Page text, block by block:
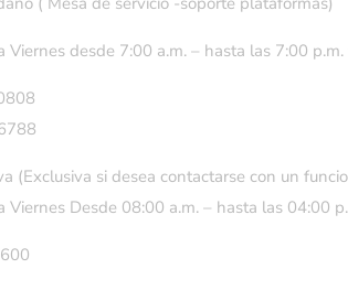
Viernes desde 7:00 a.m. – hasta las 7:00
(Exclusiva si desea contactarse con un
Viernes Desde 08:00 a.m. – hasta las 04:00